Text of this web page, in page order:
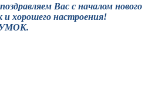
Вас с началом нового
и хорошего настроения!